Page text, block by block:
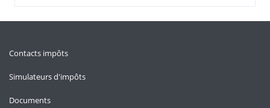
Contacts impôts
Simulateurs d'impôts
Documents